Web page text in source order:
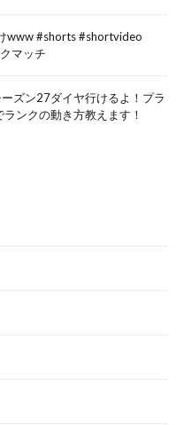
www #shorts #shortvideo
マッチ
ズン27ダイヤ行けるよ！プラ
ンクの動き方教えます！